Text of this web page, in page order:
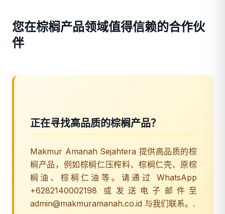
您在棕榈产品领域值得信赖的合作伙
伴
正在寻找高品质的棕榈产品？
Makmur Amanah Sejahtera 提供高品质的棕
榈产品，例如棕榈仁压榨料、棕榈仁壳、原棕
榈油、棕榈仁油等。请通过 WhatsApp
+6282140002198 或发送电子邮件至
admin@makmuramanah.co.id 与我们联系。.